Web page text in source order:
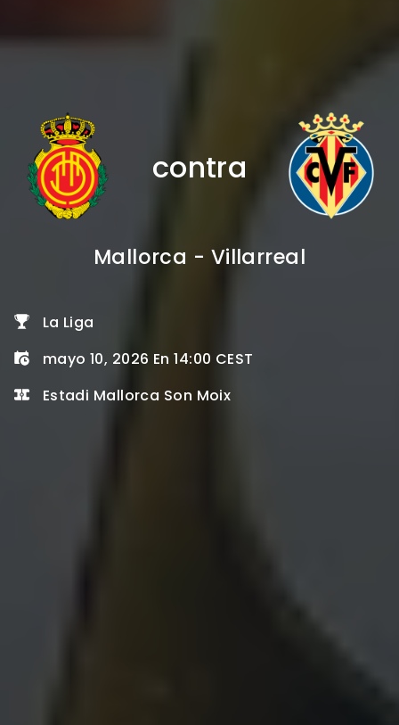
contra
Mallorca - Villarreal
La Liga
mayo 10, 2026 En 14:00 CEST
Estadi Mallorca Son Moix